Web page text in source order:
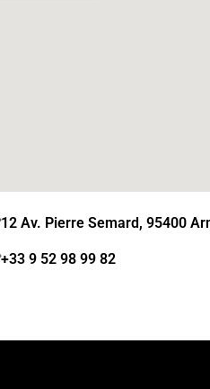
12 Av. Pierre Semard, 95400
+33 9 52 98 99 82